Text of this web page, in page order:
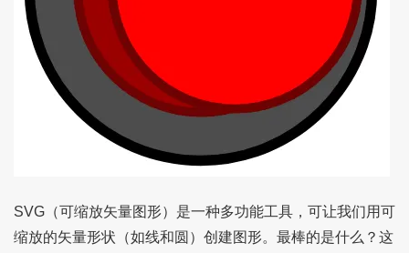
SVG（可缩放矢量图形）是一种多功能工具，可让我们用可
缩放的矢量形状（如线和圆）创建图形。最棒的是什么？这